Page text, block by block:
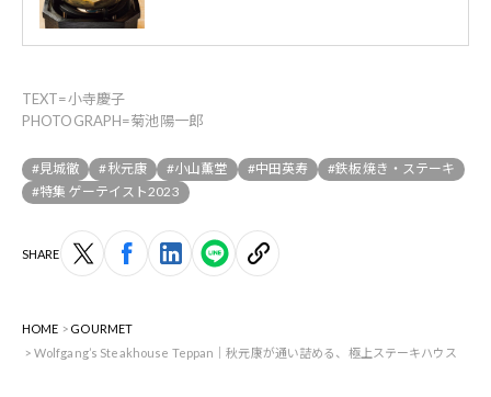
TEXT=小寺慶子
PHOTOGRAPH=菊池陽一郎
#見城徹 #秋元康 #小山薫堂 #中田英寿
#鉄板焼き・ステーキ
#特集 ゲーテイスト2023
SHARE
HOME
GOURMET
Wolfgang’s Steakhouse Teppan｜秋元康が通い詰める、極上ステーキハウス